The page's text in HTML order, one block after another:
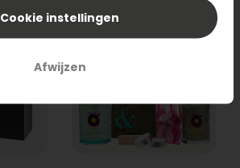
Cookie instellingen
Afwijzen